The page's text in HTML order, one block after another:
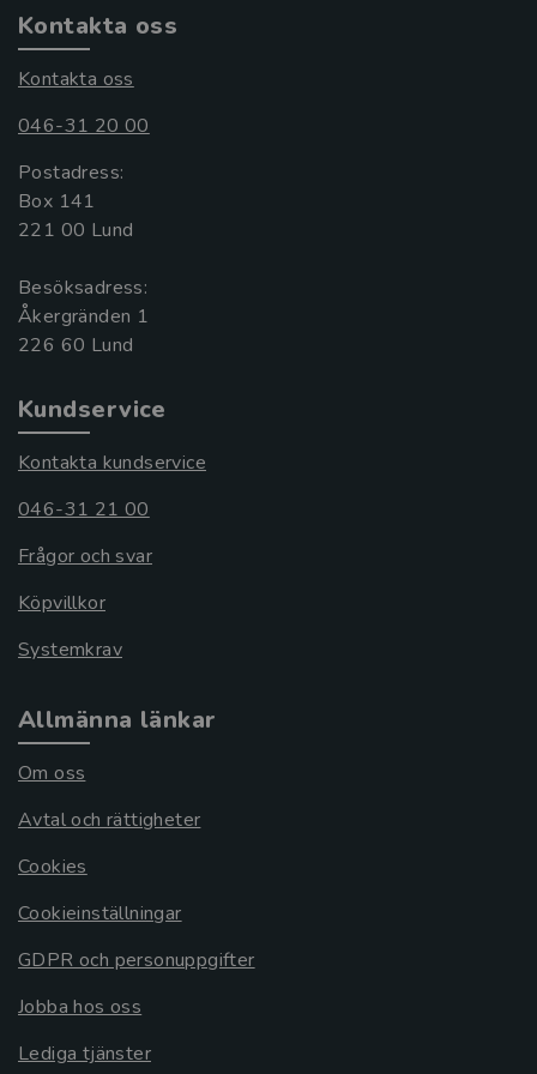
Kontakta oss
Kontakta oss
046-31 20 00
Postadress:
Box 141
221 00 Lund
Besöksadress:
Åkergränden 1
Kundservice
Kontakta kundservice
046-31 21 00
Frågor och svar
Köpvillkor
Systemkrav
Allmänna länkar
Om oss
Avtal och rättigheter
Cookies
Cookieinställningar
GDPR och personuppgifter
Jobba hos oss
Lediga tjänster